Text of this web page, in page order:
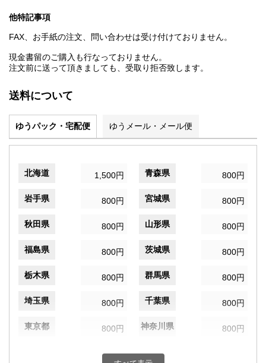
他特記事項
FAX、お手紙の注文、問い合わせは受け付けておりません。
現金書留のご購入も行なっておりません。
注文前に送って頂きましても、受取り拒否致します。
送料について
ゆうパック・宅配便 ゆうメール・メール便
北海道 1,500円 青森県 800円
岩手県 800円 宮城県 800円
秋田県 800円 山形県 800円
福島県 800円 茨城県 800円
栃木県 800円 群馬県 800円
埼玉県 800円 千葉県 800円
東京都 800円 神奈川県 800円
800円 富山県